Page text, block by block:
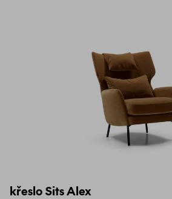
křeslo Sits Alex